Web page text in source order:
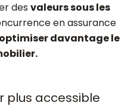
desvaleurs sous les
en assurance
optimiser davantage le
plus accessible